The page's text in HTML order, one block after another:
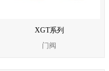
XGT系列
门阀